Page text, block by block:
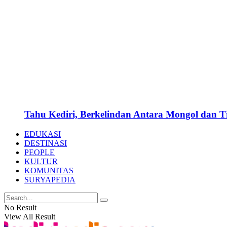
Tahu Kediri, Berkelindan Antara Mongol dan
EDUKASI
DESTINASI
PEOPLE
KULTUR
KOMUNITAS
SURYAPEDIA
No Result
View All Result